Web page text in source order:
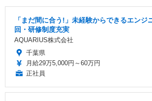
「まだ間に合う!」未経験からできるエンジ
回・研修制度充実
AQUARIUS株式会社
千葉県
月給29万5,000円～60万円
正社員